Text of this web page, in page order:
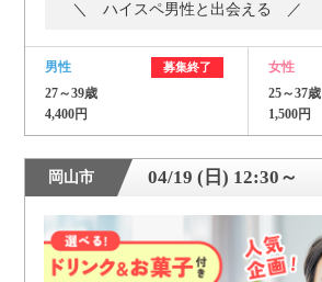
＼ ハイスペ男性と出会える ／
男性 募集終了
27～39歳
4,400円
女性
25～37歳
1,500円
岡山市 04/19 (日) 12:30～